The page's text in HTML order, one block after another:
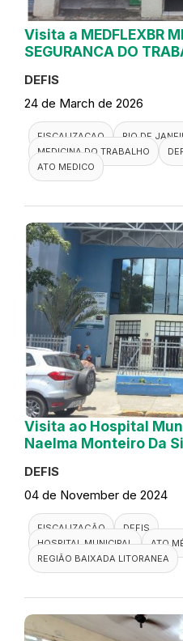
Visita a MEDFLEXBR
SEGURANCA DO
DEFIS
24 de March de 2026
FISCALIZACAO
RIO DE
MEDICINA DO TRABALHO
ATO MEDICO
Visita ao Hospital
Naelma Monteiro Da
DEFIS
04 de November de 2024
FISCALIZAÇÃO
DEFIS
HOSPITAL MUNICIPAL
ATO
REGIÃO BAIXADA LITORANEA